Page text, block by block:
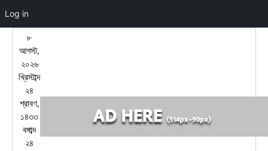
৮
আগস্ট,
২০২৬
খ্রিস্টাব্দ
২৪
শ্রাবণ,
১৪৩৩
বঙ্গাব্দ
২৪
Log in